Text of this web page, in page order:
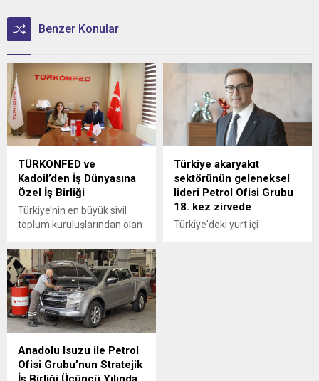
Benzer Konular
TÜRKONFED ve
Kadoil’den İş Dünyasına
Özel İş Birliği
Türkiye’nin en büyük sivil
toplum kuruluşlarından olan
Konfederasyonu
(TÜRKONFED) ile akaryakıt
sektörünün hızlı büyüyen
markalarından Kadoil
arasında özel bir iş birliğine
imza atıldı.
Türkiye akaryakıt
sektörünün geleneksel
lideri Petrol Ofisi Grubu
18. kez zirvede
Türkiye'deki yurt içi
Anadolu Isuzu ile Petrol
Ofisi Grubu’nun Stratejik